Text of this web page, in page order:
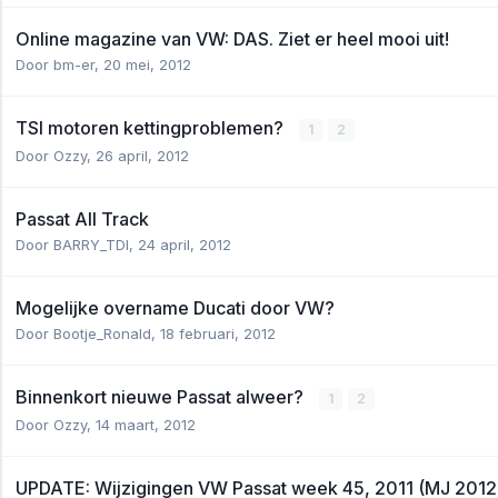
Online magazine van VW: DAS. Ziet er heel mooi uit!
Door bm-er, 20 mei, 2012
TSI motoren kettingproblemen? 1 2
Door Ozzy, 26 april, 2012
Passat All Track
Door BARRY_TDI, 24 april, 2012
Mogelijke overname Ducati door VW?
Door Bootje_Ronald, 18 februari, 2012
Binnenkort nieuwe Passat alweer? 1 2
Door Ozzy, 14 maart, 2012
UPDATE: Wijzigingen VW Passat week 45, 2011 (MJ